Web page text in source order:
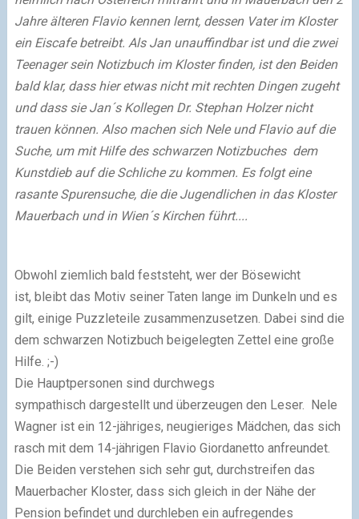
Jahre älteren Flavio kennen lernt, dessen Vater im Kloster
ein Eiscafe betreibt. Als Jan unauffindbar ist und die zwei
Teenager sein Notizbuch im Kloster finden, ist den Beiden
bald klar, dass hier etwas nicht mit rechten Dingen zugeht
und dass sie Jan´s Kollegen Dr. Stephan Holzer nicht
trauen können. Also machen sich Nele und Flavio auf die
Suche, um mit Hilfe des schwarzen Notizbuches dem
Kunstdieb auf die Schliche zu kommen. Es folgt eine
rasante Spurensuche, die die Jugendlichen in das Kloster
Mauerbach und in Wien´s Kirchen führt....
Obwohl ziemlich bald feststeht, wer der Bösewicht
ist, bleibt das Motiv seiner Taten lange im Dunkeln und es
gilt, einige Puzzleteile zusammenzusetzen. Dabei sind die
dem schwarzen Notizbuch beigelegten Zettel eine große
Hilfe. ;-)
Die Hauptpersonen sind durchwegs
sympathisch dargestellt und überzeugen den Leser. Nele
Wagnerist ein 12-jähriges, neugieriges Mädchen, das sich
rasch mit dem 14-jährigen Flavio Giordanetto anfreundet.
Die Beiden verstehen sich sehr gut, durchstreifen das
Mauerbacher Kloster, dass sich gleich in der Nähe der
Pension befindet und durchleben ein aufregendes